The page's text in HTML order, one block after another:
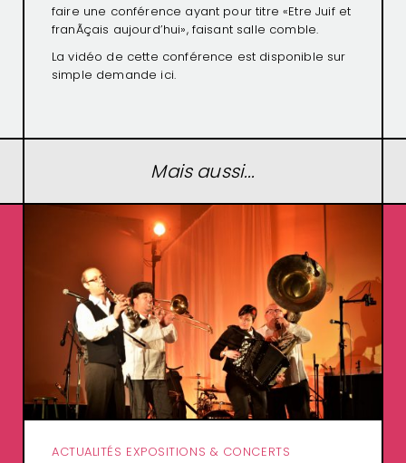
faire une conférence ayant pour titre «Etre Juif et
franÃçais aujourd’hui», faisant salle comble.
La vidéo de cette conférence est disponible sur
simple demande ici.
Mais aussi...
ACTUALITÉS EXPOSITIONS & CONCERTS